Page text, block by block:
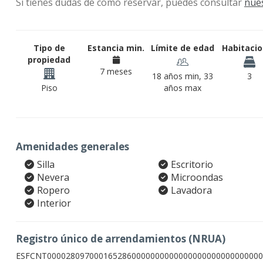
Tipo de
propiedad
Piso
Estancia min.
7 meses
Límite de edad
18 años min, 33
años max
3
Amenidades generales
Silla
Escritorio
Nevera
Microondas
Ropero
Lavadora
Interior
Registro único de arrendamientos (NRUA)